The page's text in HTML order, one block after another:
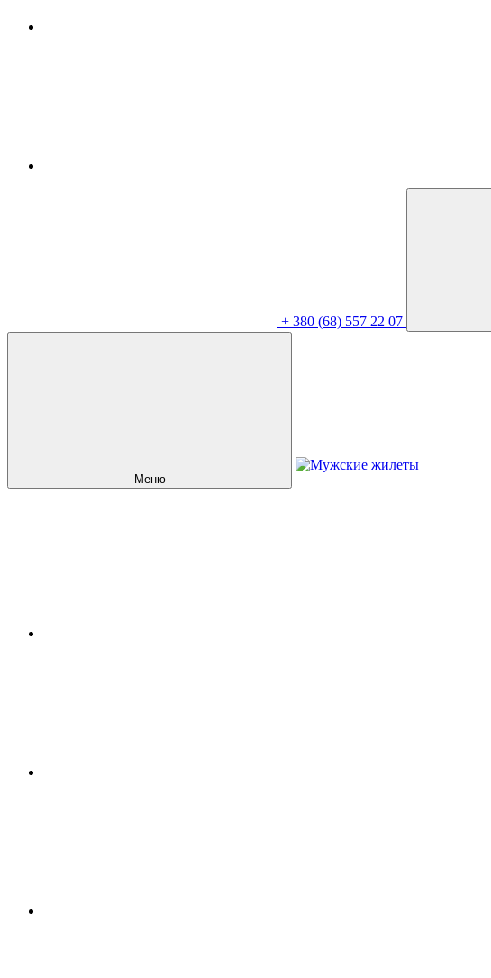
+ 380 (68) 557 22 07
Меню